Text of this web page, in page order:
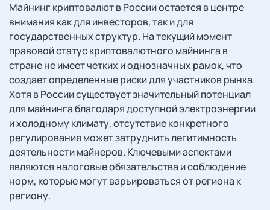
Майнинг криптовалют в России остается в центре
внимания как для инвесторов, так и для
государственных структур. На текущий момент
правовой статус криптовалютного майнинга в
стране не имеет четких и однозначных рамок, что
создает определенные риски для участников рынка.
Хотя в России существует значительный потенциал
для майнинга благодаря доступной электроэнергии
и холодному климату, отсутствие конкретного
регулирования может затруднить легитимность
деятельности майнеров. Ключевыми аспектами
являются налоговые обязательства и соблюдение
норм, которые могут варьироваться от региона к
региону.